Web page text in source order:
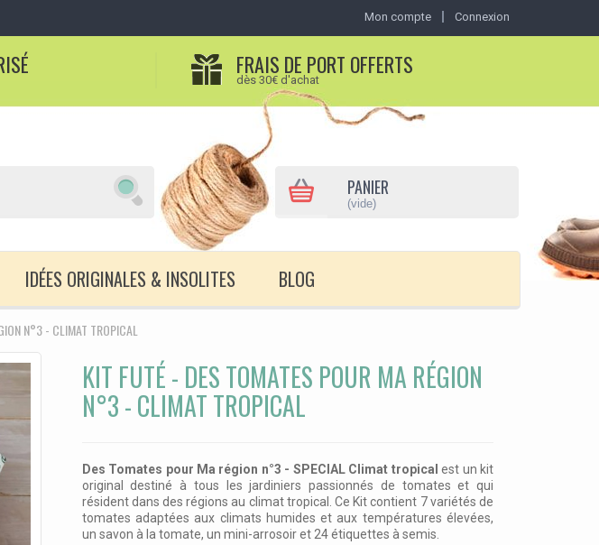
Mon compte Connexion
FRAIS DE PORT OFFERTS
dès 30€ d'achat
PANIER
(vide)
IDÉES ORIGINALES & INSOLITES BLOG
N°3 - CLIMAT TROPICAL
KIT FUTÉ - DES TOMATES POUR MA RÉGION
N°3 - CLIMAT TROPICAL
Des Tomates pour Ma région n°3 - SPECIAL Climat tropical est un kit
original destiné à tous les jardiniers passionnés de tomates et qui
résident dans des régions au climat tropical. Ce Kit contient 7 variétés de
tomates adaptées aux climats humides et aux températures élevées,
un savon à la tomate, un mini-arrosoir et 24 étiquettes à semis.